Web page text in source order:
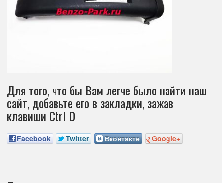
Для того, что бы Вам легче было найти наш
сайт, добавьте его в закладки, зажав
клавиши Ctrl D
Facebook Twitter Вконтакте Google+